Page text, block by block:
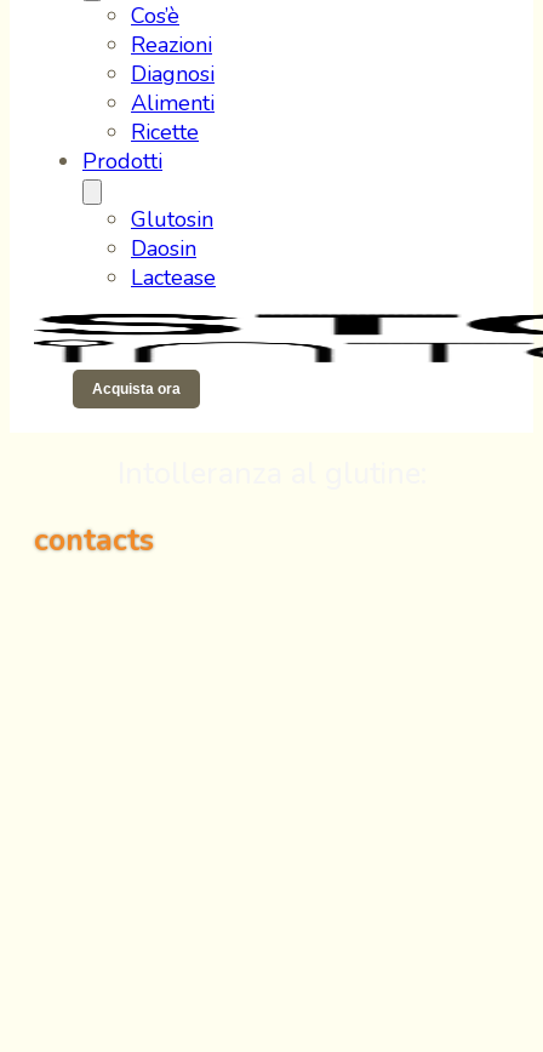
Cos’è
Reazioni
Diagnosi
Alimenti
Ricette
Prodotti
Glutosin
Daosin
Lactease
Acquista ora
contacts